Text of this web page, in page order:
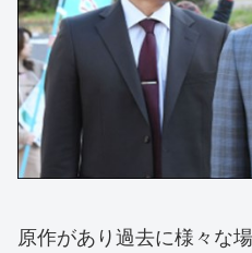
原作があり過去に様々な